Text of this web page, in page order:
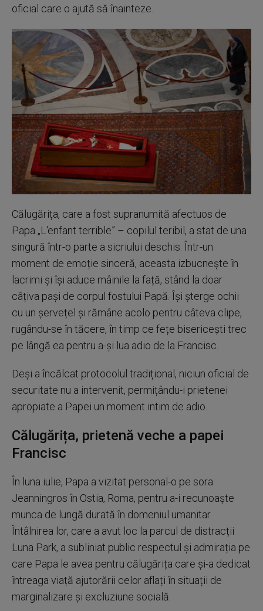
oficial care o ajută să înainteze.
Călugărița, care a fost supranumită afectuos de
Papa „L'enfant terrible” – copilul teribil, a stat de una
singură într-o parte a sicriului deschis. Într-un
moment de emoție sinceră, aceasta izbucnește în
lacrimi și își aduce mâinile la față, stând la doar
câțiva pași de corpul fostului Papă. Își șterge ochii
cu un șervețel și rămâne acolo pentru câteva clipe,
rugându-se în tăcere, în timp ce fețe bisericești trec
pe lângă ea pentru a-și lua adio de la Francisc.
Deși a încălcat protocolul tradițional, niciun oficial de
securitate nu a intervenit, permițându-i prietenei
apropiate a Papei un moment intim de adio.
Călugărița, prietenă veche a papei
Francisc
În luna iulie, Papa a vizitat personal-o pe sora
Jeanningros în Ostia, Roma, pentru a-i recunoaște
munca de lungă durată în domeniul umanitar.
Întâlnirea lor, care a avut loc la parcul de distracții
Luna Park, a subliniat public respectul și admirația pe
care Papa le avea pentru călugărița care și-a dedicat
întreaga viață ajutorării celor aflați în situații de
marginalizare și excluziune socială.